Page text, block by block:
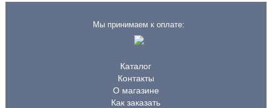
Мы принимаем к оплате:
Каталог
Контакты
О магазине
Как заказать